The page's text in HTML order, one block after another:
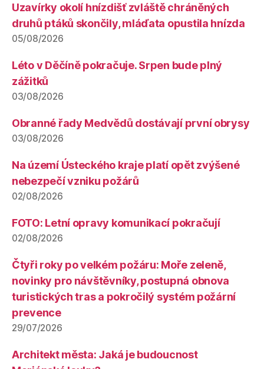
Uzavírky okolí hnízdišť zvláště chráněných
druhů ptáků skončily, mláďata opustila hnízda
05/08/2026
Léto v Děčíně pokračuje. Srpen bude plný
zážitků
03/08/2026
Obranné řady Medvědů dostávají první obrysy
03/08/2026
Na území Ústeckého kraje platí opět zvýšené
nebezpečí vzniku požárů
02/08/2026
FOTO: Letní opravy komunikací pokračují
02/08/2026
Čtyři roky po velkém požáru: Moře zeleně,
novinky pro návštěvníky, postupná obnova
turistických tras a pokročilý systém požární
prevence
29/07/2026
Architekt města: Jaká je budoucnost